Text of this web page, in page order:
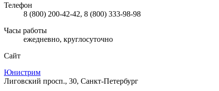
Телефон
8 (800) 200-42-42, 8 (800) 333-98-98
Часы работы
ежедневно, круглосуточно
Сайт
Юнистрим
Лиговский просп., 30, Санкт-Петербург